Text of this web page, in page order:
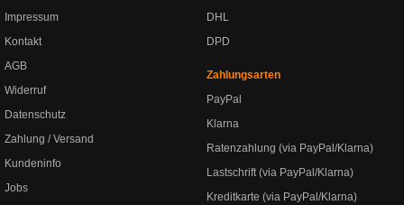
Impressum
Kontakt
AGB
Widerruf
Datenschutz
Zahlung / Versand
Kundeninfo
Jobs
DHL
DPD
Zahlungsarten
PayPal
Klarna
Ratenzahlung (via PayPal/Klarna)
Lastschrift (via PayPal/Klarna)
Kreditkarte (via PayPal/Klarna)